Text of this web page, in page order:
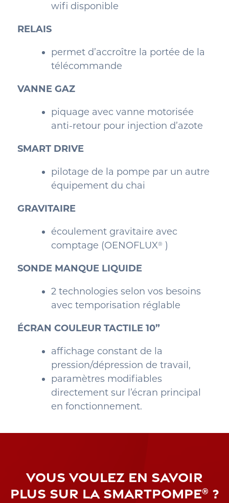
wifi disponible
RELAIS
permet d’accroître la portée de la
télécommande
VANNE GAZ
piquage avec vanne motorisée
anti-retour pour injection d’azote
SMART DRIVE
pilotage de la pompe par un autre
équipement du chai
GRAVITAIRE
écoulement gravitaire avec
comptage (OENOFLUX® )
SONDE MANQUE LIQUIDE
2 technologies selon vos besoins
avec temporisation réglable
ÉCRAN COULEUR TACTILE 10”
affichage constant de la
pression/dépression de travail,
paramètres modifiables
directement sur l’écran principal
en fonctionnement.
VOUS VOULEZ EN SAVOIR
PLUS SUR LA SMARTPOMPE® ?